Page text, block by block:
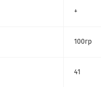
+
100гр
41